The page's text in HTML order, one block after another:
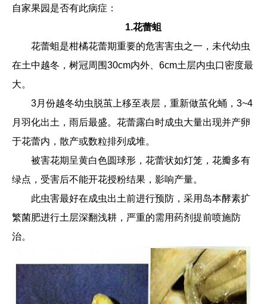
自家果园是否有此病症：
1.花蕾蛆
花蕾蛆是柑橘花蕾期重要的危害害虫之一，未代幼虫
在土中越冬，树冠周围30cm内外、6cm土层内虫口密度最
大。
3月份越冬幼虫脱茧上移至表层，重新做茧化蛹，3~4
月羽化出土，雨后最盛。花蕾露白时成虫大量出现并产卵
于花蕾内，散产或数粒排列成堆。
被害花期呈黄白色圆球形，花蕾状如灯笼，花瓣多有
绿点，受害后不能开花授粉结果，影响产量。
此虫害最好在成虫出土前进行预防，采用岛本酵素扩
繁菌肥进行土层深翻浅耕，严重的需用药剂提前喷施防
治。